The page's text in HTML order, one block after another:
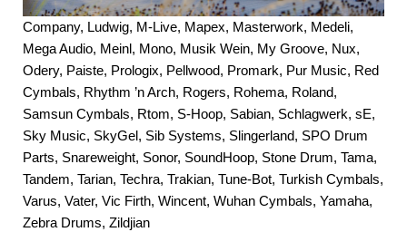
Company, Ludwig, M-Live, Mapex, Masterwork, Medeli,
Mega Audio, Meinl, Mono, Musik Wein, My Groove, Nux,
Odery, Paiste, Prologix, Pellwood, Promark, Pur Music, Red
Cymbals, Rhythm ’n Arch, Rogers, Rohema, Roland,
Samsun Cymbals, Rtom, S-Hoop, Sabian, Schlagwerk, sE,
Sky Music, SkyGel, Sib Systems, Slingerland, SPO Drum
Parts, Snareweight, Sonor, SoundHoop, Stone Drum, Tama,
Tandem, Tarian, Techra, Trakian, Tune-Bot, Turkish Cymbals,
Varus, Vater, Vic Firth, Wincent, Wuhan Cymbals, Yamaha,
Zebra Drums, Zildjian